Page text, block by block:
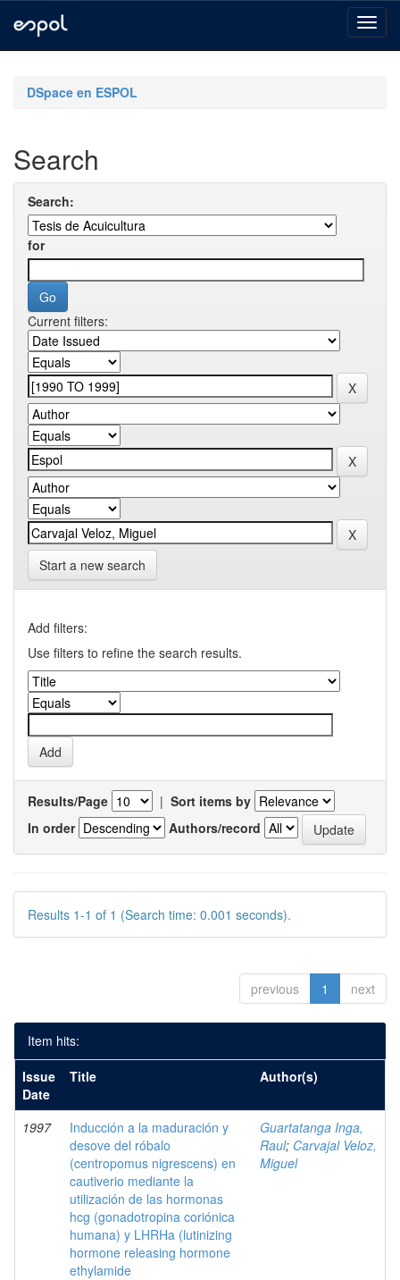
navigationDSpace en ESPOL
Search
Search:
for
Current filters:
Start a new search
Add filters:
Use filters to refine the search results.
Results/Page | Sort items by
In order
Authors/record
Results 1-1 of 1 (Search time: 0.001 seconds).
previous 1 next
Item hits:
Issue
Date
Title Author(s)
1997
Inducción a la maduración y
desove del róbalo
(centropomus nigrescens) en
cautiverio mediante la
utilización de las hormonas
hcg (gonadotropina coriónica
humana) y LHRHa (lutinizing
hormone releasing hormone
ethylamide
Guartatanga Inga,
Raul; Carvajal Veloz,
Miguel